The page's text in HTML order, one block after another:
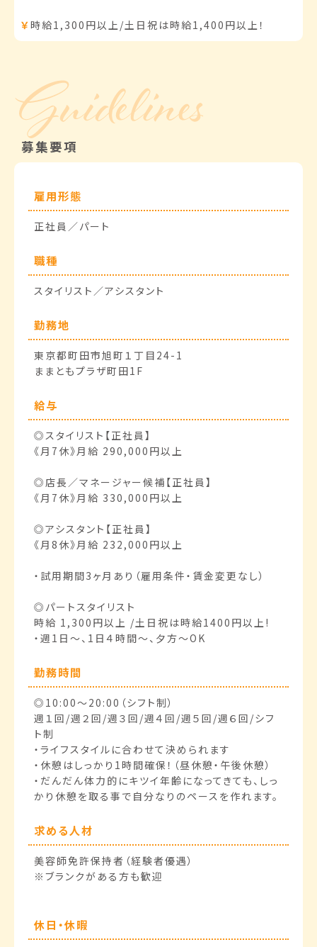
￥時給1,300円以上/土日祝は時給1,400円以上！
募集要項
雇用形態
正社員／パート
職種
スタイリスト／アシスタント
勤務地
東京都町田市旭町１丁目24-1
ままともプラザ町田1F
給与
◎スタイリスト【正社員】
《月7休》月給 290,000円以上
◎店長／マネージャー候補【正社員】
《月7休》月給 330,000円以上
◎アシスタント【正社員】
《月8休》月給 232,000円以上
・試用期間3ヶ月あり（雇用条件・賃金変更なし）
◎パートスタイリスト
時給 1,300円以上 /土日祝は時給1400円以上!
・週1日～、1日４時間～、夕方～OK
勤務時間
◎10:00〜20:00（シフト制）
週１回/週２回/週３回/週４回/週５回/週６回/シフ
ト制
・ライフスタイルに合わせて決められます
・休憩はしっかり1時間確保！（昼休憩・午後休憩）
・だんだん体力的にキツイ年齢になってきても、しっ
かり休憩を取る事で自分なりのペースを作れます。
求める人材
美容師免許保持者（経験者優遇）
※ブランクがある方も歓迎
休日・休暇